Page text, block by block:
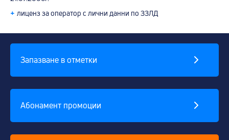
+ лиценз за оператор с лични данни по ЗЗЛД
Запазване в отметки
Абонамент промоции